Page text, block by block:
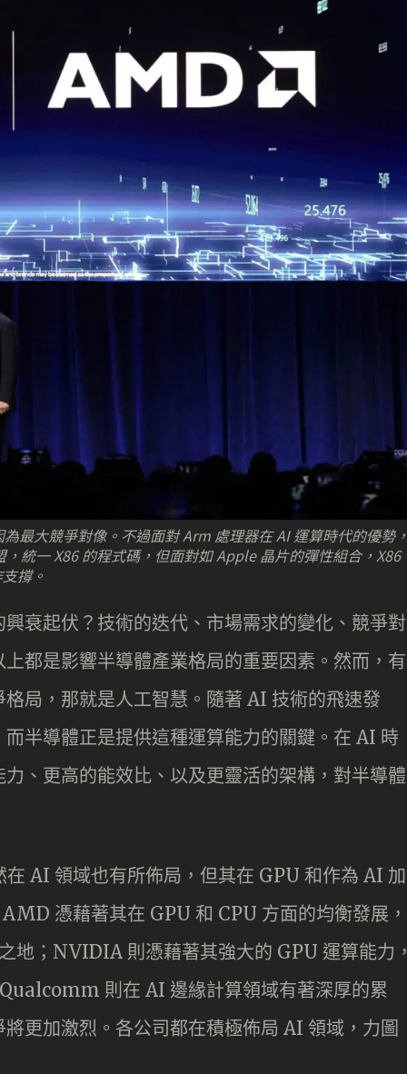
最大競爭對像。不過面對 Arm 處理器在 AI 運算時代的優勢，
統一 X86 的程式碼，但面對如 Apple 晶片的彈性組合，X86
撐。
衰起伏？技術的迭代、市場需求的變化、競爭對
都是影響半導體產業格局的重要因素。然而，有
局，那就是人工智慧。隨著 AI 技術的飛速發
半導體正是提供這種運算能力的關鍵。在 AI 時
、更高的能效比、以及更靈活的架構，對半導體
AI 領域也有所佈局，但其在 GPU 和作為 AI 加
憑藉著其在 GPU 和 CPU 方面的均衡發展，
地；NVIDIA 則憑藉著其強大的 GPU 運算能力，
則在 AI 邊緣計算領域有著深厚的累
更加激烈。各公司都在積極佈局 AI 領域，力圖